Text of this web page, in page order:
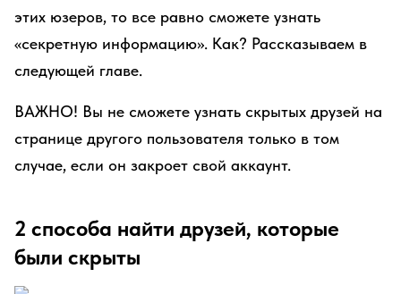
этих юзеров, то все равно сможете узнать
«секретную информацию». Как? Рассказываем в
следующей главе.
ВАЖНО! Вы не сможете узнать скрытых друзей на
странице другого пользователя только в том
случае, если он закроет свой аккаунт.
2 способа найти друзей, которые
были скрыты